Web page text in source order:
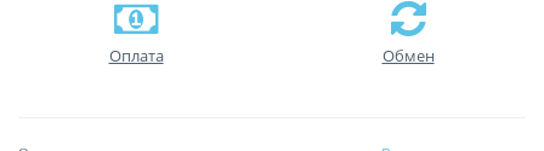
Оплата Обмен